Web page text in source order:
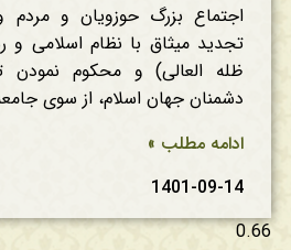
اجتماع بزرگ حوزویان و مردم
تجدید میثاق با نظام اسلامی و
ظله العالی) و محکوم نمودن
دشمنان جهان اسلام، از سوی
ادامه مطلب »
1401-09-14